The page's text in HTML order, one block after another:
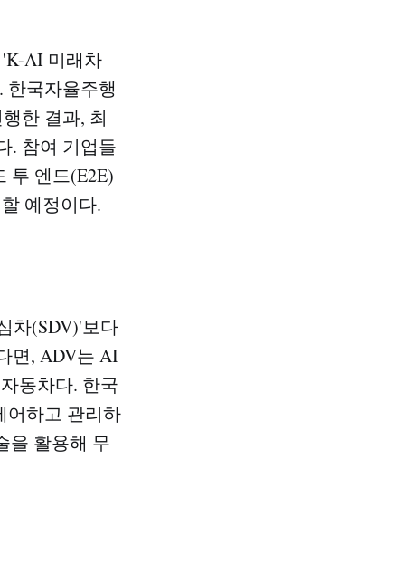
'K-AI 미래차
한국자율주행
한 결과, 최
. 참여 기업들
투 엔드(E2E)
예정이다.​
차(SDV)'보다
면, ADV는 AI
동차다. 한국
어하고 관리하
을 활용해 무